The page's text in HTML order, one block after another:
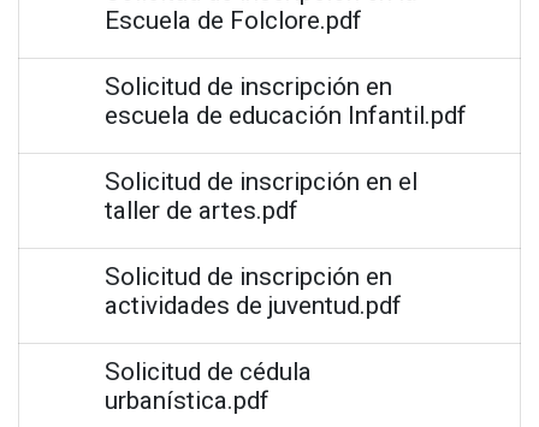
Escuela de Folclore.pdf
Solicitud de inscripción en
escuela de educación Infantil.pdf
Solicitud de inscripción en el
taller de artes.pdf
Solicitud de inscripción en
actividades de juventud.pdf
Solicitud de cédula
urbanística.pdf